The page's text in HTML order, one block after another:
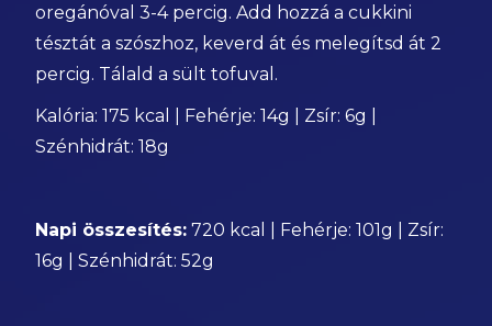
oregánóval 3-4 percig. Add hozzá a cukkini
tésztát a szószhoz, keverd át és melegítsd át 2
percig. Tálald a sült tofuval.
Kalória: 175 kcal | Fehérje: 14g | Zsír: 6g |
Szénhidrát: 18g
Napi összesítés: 720 kcal | Fehérje: 101g | Zsír:
16g | Szénhidrát: 52g